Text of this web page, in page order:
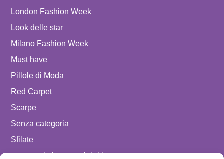
London Fashion Week
Look delle star
Milano Fashion Week
Must have
Pillole di Moda
Red Carpet
Scarpe
Senza categoria
Sfilate
spostare in luxury celebrities